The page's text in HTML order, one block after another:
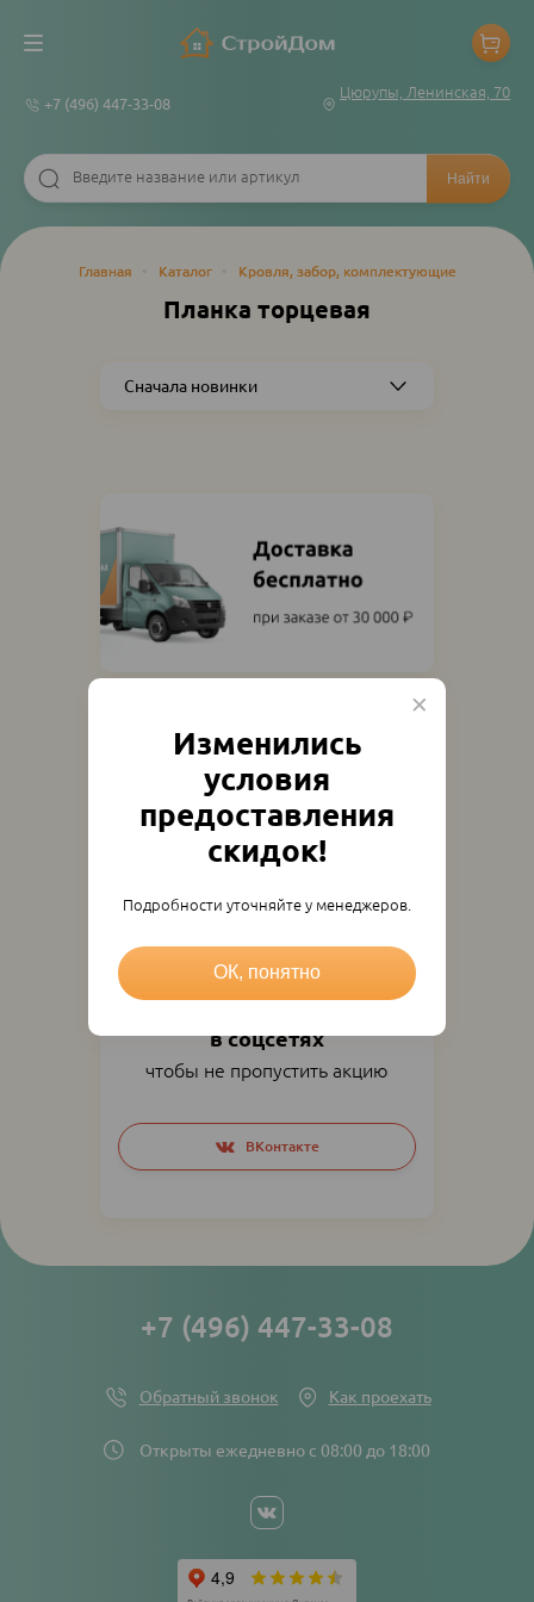
+7 (496) 447-33-08
Цюрупы, Ленинская, 70
Строка
Главная Каталог Кровля, забор, комплектующие
Подпишитесь
в соцсетях
чтобы не пропустить акцию
Social
networks
links
ВКонтакте
Планка торцевая
Открыты ежедневно с 08:00 до 18:00
+7 (496) 447-33-08
Обратный звонок Как проехать
Social
links
Изменились
условия
предоставления
скидок!
Подробности уточняйте у менеджеров.
ОК, понятно